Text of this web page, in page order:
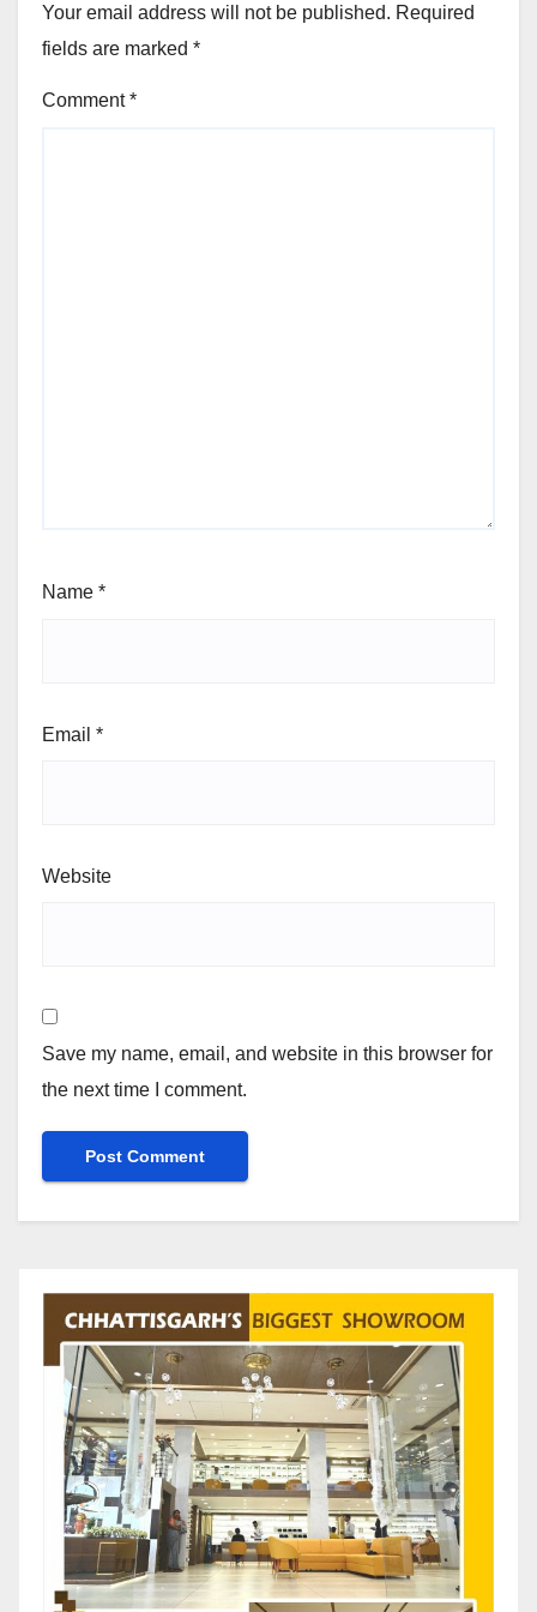
Your email address will not be published. Required
fields are marked *
Comment*
Name *
Email *
Website
Save my name, email, and website in this browser for
the next time I comment.